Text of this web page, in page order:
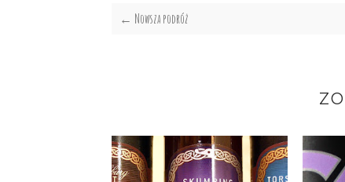
← Nowsza podróż